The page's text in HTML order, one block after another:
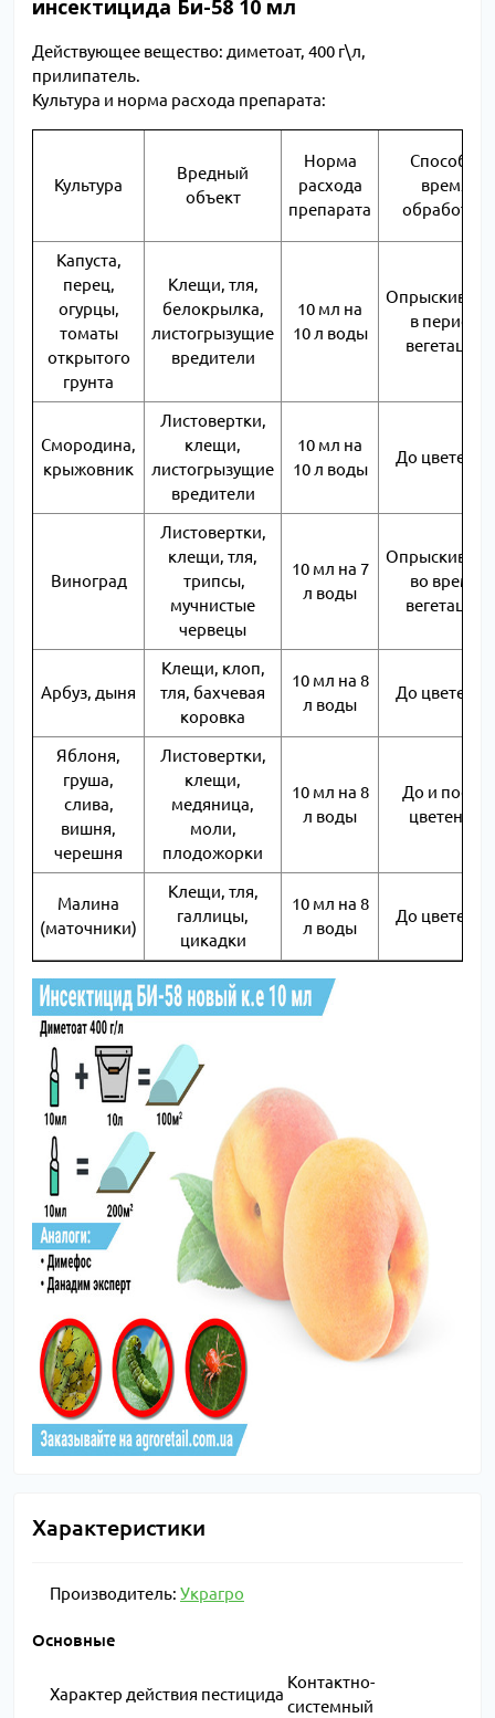
инсектицида Би-58 10 мл
Действующее вещество: диметоат, 400 г\л,
прилипатель.
Культура и норма расхода препарата:
Культура
Вредный
объект
Норма
расхода
препарата
Способ и
время
обработки
Капуста,
перец,
огурцы,
томаты
открытого
грунта
Клещи, тля,
белокрылка,
листогрызущие
вредители
10 мл на
10 л воды
в период
вегетации
Смородина,
крыжовник
Листовертки,
клещи,
листогрызущие
вредители
10 мл на
10 л воды
До цветения
Виноград
Листовертки,
клещи, тля,
трипсы,
мучнистые
червецы
10 мл на 7
л воды
во время
вегетации
Арбуз, дыня
Клещи, клоп,
тля, бахчевая
коровка
10 мл на 8
л воды
До цветения
Яблоня,
груша,
слива,
вишня,
черешня
Листовертки,
клещи,
медяница,
моли,
плодожорки
10 мл на 8
л воды
До и после
цветения
Малина
(маточники)
Клещи, тля,
галлицы,
цикадки
10 мл на 8
л воды
До цветения
Характеристики
Производитель: Украгро
Основные
Характер действия пестицида
Контактно-
системный